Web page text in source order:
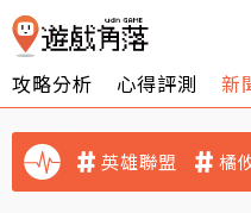
攻略分析 心得評測 新
英雄聯盟 橘